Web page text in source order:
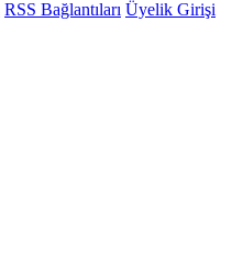
RSS Bağlantıları Üyelik Girişi